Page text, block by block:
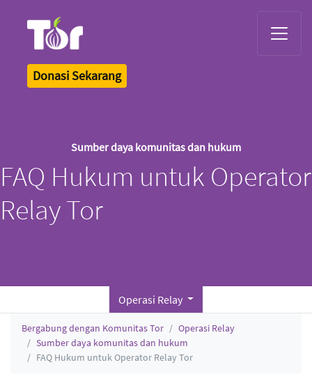
Donasi Sekarang
Sumber daya komunitas dan hukum
FAQ Hukum untuk Operator
Relay Tor
Operasi Relay
Bergabung dengan Komunitas Tor
Operasi Relay
Sumber daya komunitas dan hukum
FAQ Hukum untuk Operator Relay Tor